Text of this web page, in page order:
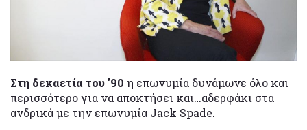
Στη δεκαετία του '90 η επωνυμία δυνάμωνε όλο και
περισσότερο για να αποκτήσει και…αδερφάκι στα
ανδρικά με την επωνυμία Jack Spade.